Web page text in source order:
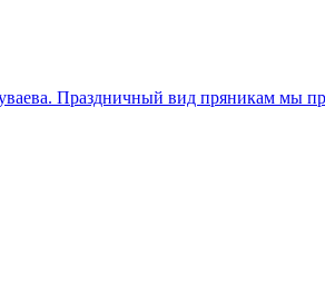
Праздничный вид пряникам мы